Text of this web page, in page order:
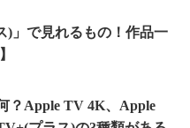
)」で見れるもの！作品一
？Apple TV 4K、Apple